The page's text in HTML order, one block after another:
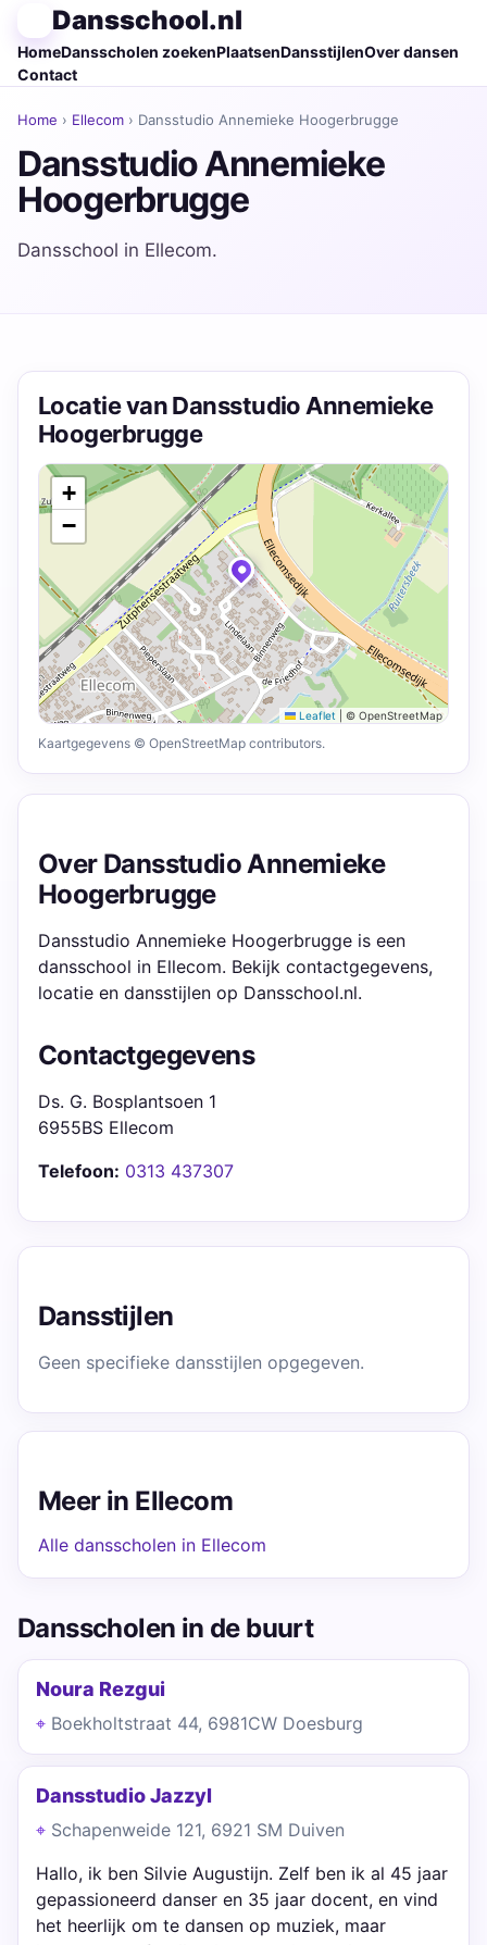
Dansschool.nl
HomeDansscholen zoekenPlaatsenDansstijlenOver dansen
Contact
Home › Ellecom › Dansstudio Annemieke Hoogerbrugge
Dansstudio Annemieke
Hoogerbrugge
Dansschool in Ellecom.
Locatie van Dansstudio Annemieke
Hoogerbrugge
+
−
Leaflet © OpenStreetMap
Kaartgegevens © OpenStreetMap contributors.
Over Dansstudio Annemieke
Hoogerbrugge
Dansstudio Annemieke Hoogerbrugge is een
dansschool in Ellecom. Bekijk contactgegevens,
locatie en dansstijlen op Dansschool.nl.
Contactgegevens
Ds. G. Bosplantsoen 1
6955BS Ellecom
Telefoon: 0313 437307
Dansstijlen
Geen specifieke dansstijlen opgegeven.
Meer in Ellecom
Alle dansscholen in Ellecom
Dansscholen in de buurt
Noura Rezgui
Boekholtstraat 44, 6981CW Doesburg
Dansstudio Jazzyl
Schapenweide 121, 6921 SM Duiven
Hallo, ik ben Silvie Augustijn. Zelf ben ik al 45 jaar
gepassioneerd danser en 35 jaar docent, en vind
het heerlijk om te dansen op muziek, maar